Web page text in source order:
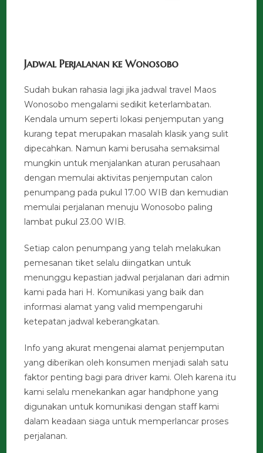
Jadwal Perjalanan ke Wonosobo
Sudah bukan rahasia lagi jika jadwal travel Maos
Wonosobo mengalami sedikit keterlambatan.
Kendala umum seperti lokasi penjemputan yang
kurang tepat merupakan masalah klasik yang sulit
dipecahkan. Namun kami berusaha semaksimal
mungkin untuk menjalankan aturan perusahaan
dengan memulai aktivitas penjemputan calon
penumpang pada pukul 17.00 WIB dan kemudian
memulai perjalanan menuju Wonosobo paling
lambat pukul 23.00 WIB.
Setiap calon penumpang yang telah melakukan
pemesanan tiket selalu diingatkan untuk
menunggu kepastian jadwal perjalanan dari admin
kami pada hari H. Komunikasi yang baik dan
informasi alamat yang valid mempengaruhi
ketepatan jadwal keberangkatan.
Info yang akurat mengenai alamat penjemputan
yang diberikan oleh konsumen menjadi salah satu
faktor penting bagi para driver kami. Oleh karena itu
kami selalu menekankan agar handphone yang
digunakan untuk komunikasi dengan staff kami
dalam keadaan siaga untuk memperlancar proses
perjalanan.